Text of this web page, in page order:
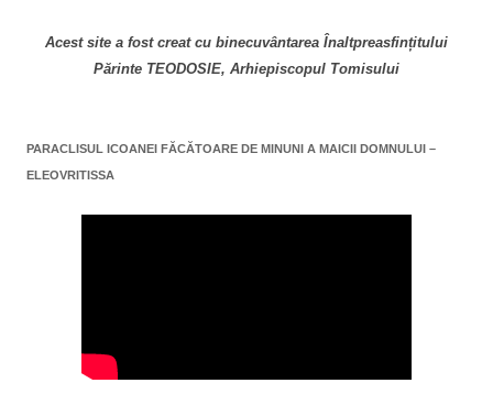
Acest site a fost creat cu binecuvântarea Înaltpreasfințitului
Părinte TEODOSIE, Arhiepiscopul Tomisului
PARACLISUL ICOANEI FĂCĂTOARE DE MINUNI A MAICII DOMNULUI –
ELEOVRITISSA